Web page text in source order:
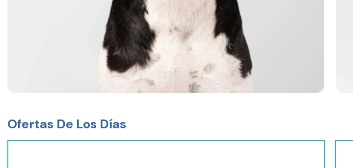
Ofertas De Los Días